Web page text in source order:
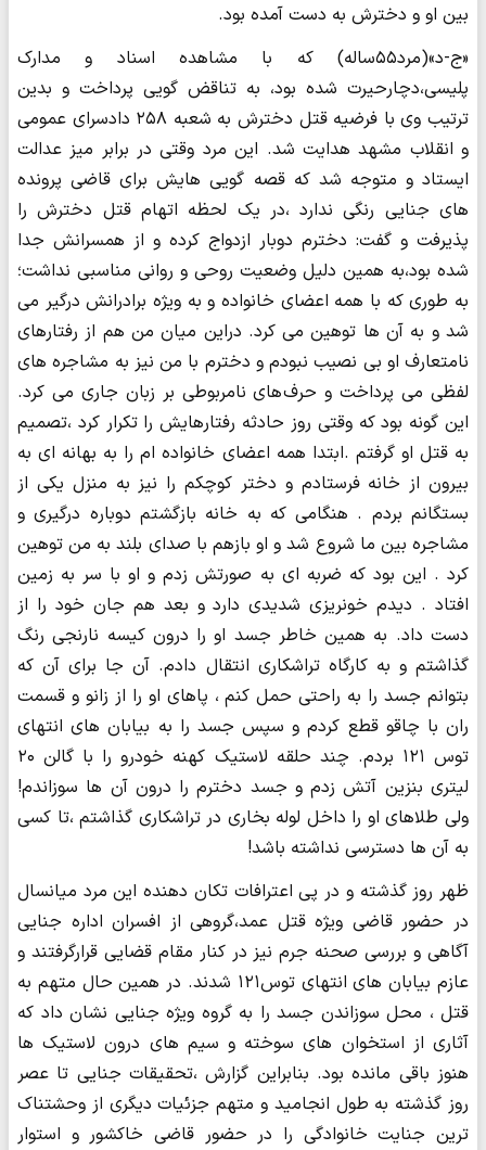
بین او و دخترش به دست آمده بود.
«ج-د»(مرد۵۵ساله) که با مشاهده اسناد و مدارک
پلیسی،دچارحیرت شده بود، به تناقض گویی پرداخت و بدین
ترتیب وی با فرضیه قتل دخترش به شعبه ۲۵۸ دادسرای عمومی
و انقلاب مشهد هدایت شد. این مرد وقتی در برابر میز عدالت
ایستاد و متوجه شد که قصه گویی هایش برای قاضی پرونده
های جنایی رنگی ندارد ،در یک لحظه اتهام قتل دخترش را
پذیرفت و گفت: دخترم دوبار ازدواج کرده و از همسرانش جدا
شده بود،به همین دلیل وضعیت روحی و روانی مناسبی نداشت؛
به طوری که با همه اعضای خانواده و به ویژه برادرانش درگیر می
شد و به آن ها توهین می کرد. دراین میان من هم از رفتارهای
نامتعارف او بی نصیب نبودم و دخترم با من نیز به مشاجره های
لفظی می پرداخت و حرف های نامربوطی بر زبان جاری می کرد.
این گونه بود که وقتی روز حادثه رفتارهایش را تکرار کرد ،تصمیم
به قتل او گرفتم .ابتدا همه اعضای خانواده ام را به بهانه ای به
بیرون از خانه فرستادم و دختر کوچکم را نیز به منزل یکی از
بستگانم بردم . هنگامی که به خانه بازگشتم دوباره درگیری و
مشاجره بین ما شروع شد و او بازهم با صدای بلند به من توهین
کرد . این بود که ضربه ای به صورتش زدم و او با سر به زمین
افتاد . دیدم خون‎ریزی شدیدی دارد و بعد هم جان خود را از
دست داد. به همین خاطر جسد او را درون کیسه نارنجی رنگ
گذاشتم و به کارگاه تراشکاری انتقال دادم. آن جا برای آن که
بتوانم جسد را به راحتی حمل کنم ، پاهای او را از زانو و قسمت
ران با چاقو قطع کردم و سپس جسد را به بیابان های انتهای
توس ۱۲۱ بردم. چند حلقه لاستیک کهنه خودرو را با گالن ۲۰
لیتری بنزین آتش زدم و جسد دخترم را درون آن ها سوزاندم!
ولی طلاهای او را داخل لوله بخاری در تراشکاری گذاشتم ،تا کسی
به آن ها دسترسی نداشته باشد!
ظهر روز گذشته و در پی اعترافات تکان دهنده این مرد میان‎سال
در حضور قاضی ویژه قتل عمد،گروهی از افسران اداره جنایی
آگاهی و بررسی صحنه جرم نیز در کنار مقام قضایی قرارگرفتند و
عازم بیابان های انتهای توس۱۲۱ شدند. در همین حال متهم به
قتل ، محل سوزاندن جسد را به گروه ویژه جنایی نشان داد که
آثاری از استخوان های سوخته و سیم های درون لاستیک ها
هنوز باقی مانده بود. بنابراین گزارش ،تحقیقات جنایی تا عصر
روز گذشته به طول انجامید و متهم جزئیات دیگری از وحشتناک
ترین جنایت خانوادگی را در حضور قاضی خاکشور و استوار